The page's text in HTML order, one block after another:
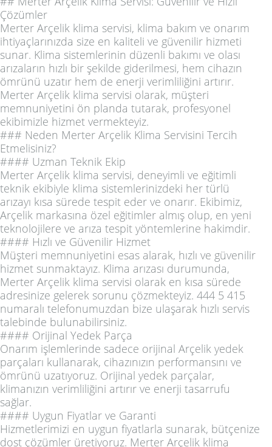
Çözümler
Merter Arçelik klima servisi, klima bakım ve onarım
ihtiyaçlarınızda size en kaliteli ve güvenilir hizmeti
sunar. Klima sistemlerinin düzenli bakımı ve olası
arızaların hızlı bir şekilde giderilmesi, hem cihazın
ömrünü uzatır hem de enerji verimliliğini artırır.
Merter Arçelik klima servisi olarak, müşteri
memnuniyetini ön planda tutarak, profesyonel
ekibimizle hizmet vermekteyiz.
### Neden Merter Arçelik Klima Servisini Tercih
Etmelisiniz?
#### Uzman Teknik Ekip
Merter Arçelik klima servisi, deneyimli ve eğitimli
teknik ekibiyle klima sistemlerinizdeki her türlü
arızayı kısa sürede tespit eder ve onarır. Ekibimiz,
Arçelik markasına özel eğitimler almış olup, en yeni
teknolojilere ve arıza tespit yöntemlerine hakimdir.
#### Hızlı ve Güvenilir Hizmet
Müşteri memnuniyetini esas alarak, hızlı ve güvenilir
hizmet sunmaktayız. Klima arızası durumunda,
Merter Arçelik klima servisi olarak en kısa sürede
adresinize gelerek sorunu çözmekteyiz. 444 5 415
numaralı telefonumuzdan bize ulaşarak hızlı servis
talebinde bulunabilirsiniz.
#### Orijinal Yedek Parça
Onarım işlemlerinde sadece orijinal Arçelik yedek
parçaları kullanarak, cihazınızın performansını ve
ömrünü uzatıyoruz. Orijinal yedek parçalar,
klimanızın verimliliğini artırır ve enerji tasarrufu
sağlar.
#### Uygun Fiyatlar ve Garanti
Hizmetlerimizi en uygun fiyatlarla sunarak, bütçenize
dost çözümler üretiyoruz. Merter Arçelik klima